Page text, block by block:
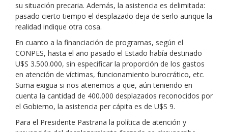
su situación precaria. Además, la asistencia es delimitada:
pasado cierto tiempo el desplazado deja de serlo aunque la
realidad indique otra cosa.
En cuanto a la financiación de programas, según el
CONPES, hasta el año pasado el Estado había destinado
U$S 3.500.000, sin especificar la proporción de los gastos
en atención de víctimas, funcionamiento burocrático, etc.
Suma exigua si nos atenemos a que, aún teniendo en
cuenta la cantidad de 400.000 desplazados reconocidos por
el Gobierno, la asistencia per cápita es de U$S 9.
Para el Presidente Pastrana la política de atención y